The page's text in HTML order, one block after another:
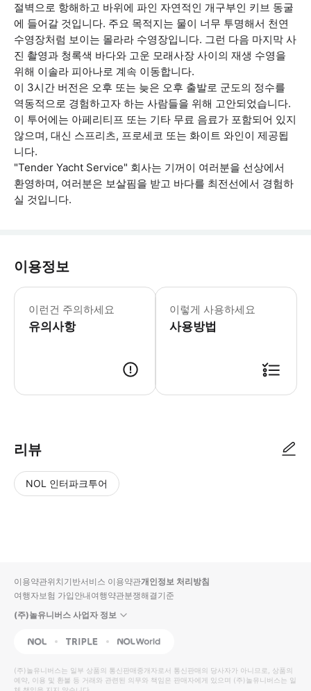
절벽으로 항해하고 바위에 파인 자연적인 개구부인 키브 동굴
에 들어갈 것입니다. 주요 목적지는 물이 너무 투명해서 천연
수영장처럼 보이는 몰라라 수영장입니다. 그런 다음 마지막 사
진 촬영과 청록색 바다와 고운 모래사장 사이의 재생 수영을
위해 이솔라 피아나로 계속 이동합니다.
이 3시간 버전은 오후 또는 늦은 오후 출발로 군도의 정수를
역동적으로 경험하고자 하는 사람들을 위해 고안되었습니다.
이 투어에는 아페리티프 또는 기타 무료 음료가 포함되어 있지
않으며, 대신 스프리츠, 프로세코 또는 화이트 와인이 제공됩
니다.
"Tender Yacht Service" 회사는 기꺼이 여러분을 선상에서
환영하며, 여러분은 보살핌을 받고 바다를 최전선에서 경험하
실 것입니다.
이용정보
이런건 주의하세요
유의사항
투어에 꼭 필요한 것만 가져오시고 부
이렇게 사용하세요
사용방법
리뷰
NOL 인터파크투어
입니
다.
높
은
동
영
순
상
이용약관위치기반서비스 이용약관개인정보 처리방침
여행자보험 가입안내여행약관분쟁해결기준
(주)놀유니버스 사업자 정보
NOL Triple Interpark Global
(주)놀유니버스는 일부 상품의 통신판매중개자로서 통신판매의 당사자가 아니므로, 상품의
예약, 이용 및 환불 등 거래와 관련된 의무와 책임은 판매자에게 있으며 (주)놀유니버스는 일